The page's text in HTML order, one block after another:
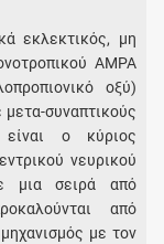
εκλεκτικός, μη
AMPA
οξύ)
συναπτικούς
ο κύριος
νευρικού
μια σειρά από
από
με τον